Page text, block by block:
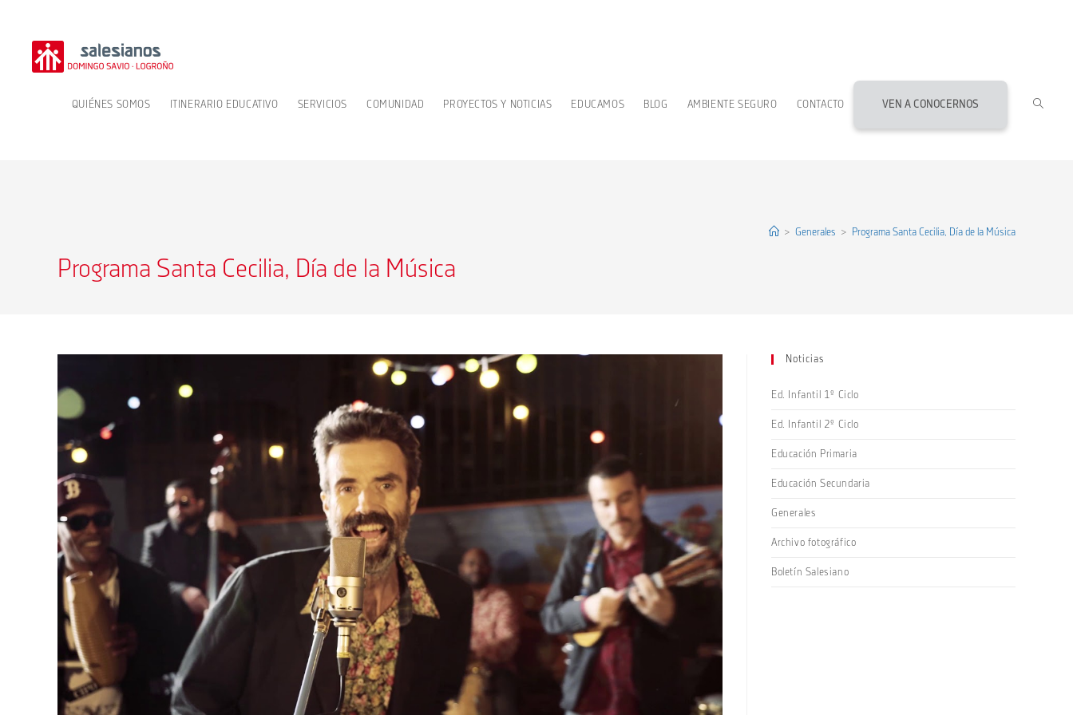
contenido
QUIÉNES SOMOS ITINERARIO EDUCATIVO SERVICIOS COMUNIDAD PROYECTOS Y NOTICIAS EDUCAMOS BLOG AMBIENTE SEGURO CONTACTO VEN A CONOCERNOS
Programa Santa Cecilia, Día de la Música
> Generales > Programa Santa Cecilia, Día de la Música
Noticias
Ed. Infantil 1º Ciclo
Ed. Infantil 2º Ciclo
Educación Primaria
Educación Secundaria
Generales
Archivo fotográfico
Boletín Salesiano